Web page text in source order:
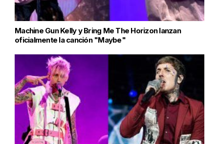
Machine Gun Kelly y Bring Me The Horizon lanzan
oficialmente la canción "Maybe"